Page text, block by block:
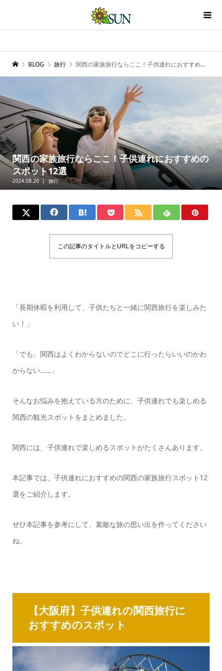
BLOG 旅行 関西の家族旅行ならここ！子供連れにおすすめのスポット12選
関西の家族旅行ならここ！子供連れにおすすめの
スポット12選
2024.08.20 旅行
この記事のタイトルとURLをコピーする
「長期休暇を利用して、子供たちと一緒に関西旅行を楽しみた
い！」
「でも、関西はよくわからないのでどこに行ったらいいのかわ
からない……」
そんなお悩みを抱えている方のために、子供連れでも楽しめる
関西の観光スポットをまとめました。
関西には、子供連れで楽しめるスポットがたくさんあります。
本記事では、子供連れにおすすめの関西の家族旅行スポット12
選をご紹介します。
ぜひ本記事を参考にして、素敵な旅の思い出を作ってください
ね。
【大阪府】子供連れの関西旅行に
おすすめのスポット